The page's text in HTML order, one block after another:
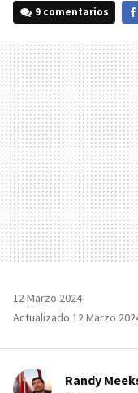
9 comentarios
12 Marzo 2024
Actualizado 12 Marzo
Randy